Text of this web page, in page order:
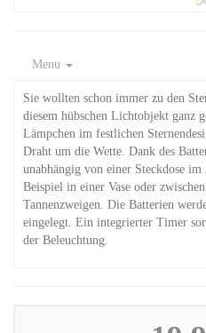
Menu
Sie wollten schon immer zu den
diesem hübschen Lichtobjekt ganz
Lämpchen im festlichen
Draht um die Wette. Dank des
unabhängig von einer Steckdose
Beispiel in einer Vase oder
Tannenzweigen. Die Batterien
eingelegt. Ein integrierter Timer
der Beleuchtung.